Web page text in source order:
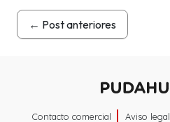
← Post anteriores
Contacto comercial Aviso legal